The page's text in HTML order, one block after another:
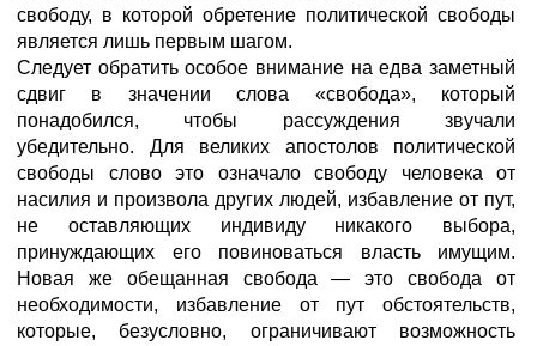
свободу, в которой обретение политической свободы
является лишь первым шагом.
Следует обратить особое внимание на едва заметный
сдвиг в значении слова «свобода», который
понадобился, чтобы рассуждения звучали
убедительно. Для великих апостолов политической
свободы слово это означало свободу человека от
насилия и произвола других людей, избавление от пут,
не оставляющих индивиду никакого выбора,
принуждающих его повиноваться власть имущим.
Новая же обещанная свобода — это свобода от
необходимости, избавление от пут обстоятельств,
которые, безусловно, ограничивают возможность